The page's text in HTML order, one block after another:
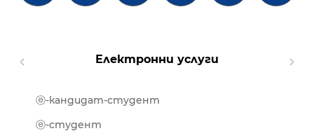
Електронни услуги
ⓔ-кандидат-студент
ⓔ-студент